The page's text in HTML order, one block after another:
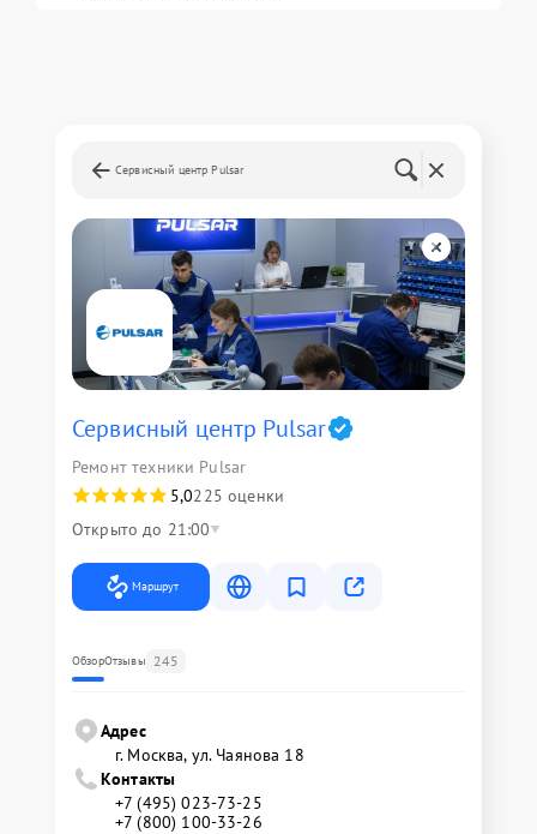
Сервисный центр Pulsar
Сервисный центр Pulsar
Ремонт техники Pulsar
5,0225 оценки
Открыто до 21:00
Маршрут
ОбзорОтзывы 245
Адрес
г. Москва, ул. Чаянова 18
Контакты
+7 (495) 023-73-25
+7 (800) 100-33-26